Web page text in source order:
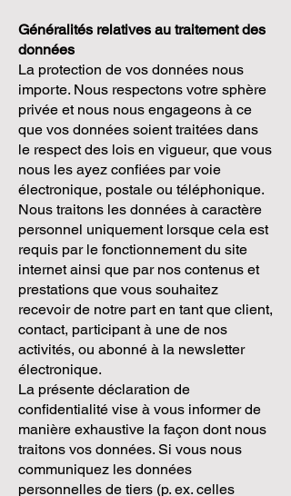
Généralités relatives au traitement des
données
La protection de vos données nous
importe. Nous respectons votre sphère
privée et nous nous engageons à ce
que vos données soient traitées dans
le respect des lois en vigueur, que vous
nous les ayez confiées par voie
électronique, postale ou téléphonique.
Nous traitons les données à caractère
personnel uniquement lorsque cela est
requis par le fonctionnement du site
internet ainsi que par nos contenus et
prestations que vous souhaitez
recevoir de notre part en tant que client,
contact, participant à une de nos
activités, ou abonné à la newsletter
électronique.
La présente déclaration de
confidentialité vise à vous informer de
manière exhaustive la façon dont nous
traitons vos données. Si vous nous
communiquez les données
personnelles de tiers (p. ex. celles